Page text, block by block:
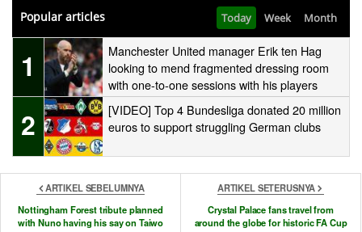
Popular articles Today Week Month
1
Manchester United manager Erik ten Hag
looking to mend fragmented dressing room
with one-to-one sessions with his players
2
[VIDEO] Top 4 Bundesliga donated 20 million
euros to support struggling German clubs
ARTIKEL SEBELUMNYA
Nottingham Forest tribute planned
with Nuno having his say on Taiwo
ARTIKEL SETERUSNYA
Crystal Palace fans travel from
around the globe for historic FA Cup